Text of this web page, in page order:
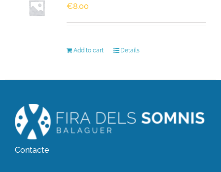
HISTÒRIC
FER UN DONATIU!
€8.00
Add to cart Details
Contacte